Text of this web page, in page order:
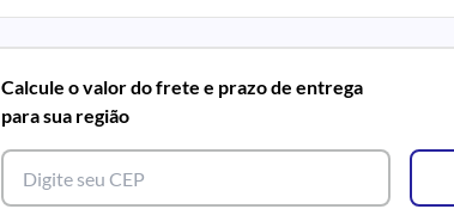
Calcule o valor do frete e prazo de entrega
para sua região